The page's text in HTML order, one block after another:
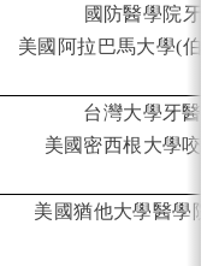
Open
Open
國防醫學院牙
美國阿拉巴馬大學(伯
台灣大學牙醫
美國密西根大學咬
美國猶他大學醫學院